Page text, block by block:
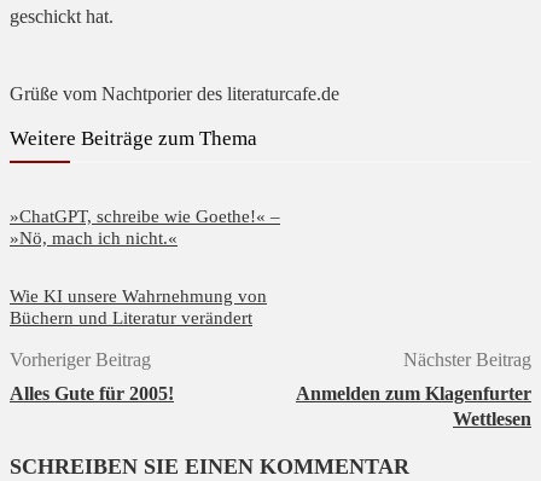
geschickt hat.
Grüße vom Nachtporier des literaturcafe.de
Weitere Beiträge zum Thema
»ChatGPT, schreibe wie Goethe!« –
»Nö, mach ich nicht.«
Wie KI unsere Wahrnehmung von
Büchern und Literatur verändert
Vorheriger Beitrag
Alles Gute für 2005!
Nächster Beitrag
Anmelden zum Klagenfurter
Wettlesen
SCHREIBEN SIE EINEN KOMMENTAR